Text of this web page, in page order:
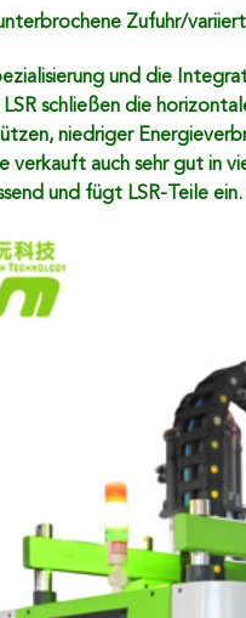
Zufuhr/
und die
LSR schließen die
niedriger
verkauft auch sehr gut
und fügt LSR-Teile